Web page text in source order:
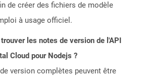
de créer des fichiers de modèle
à usage officiel.
les notes de version de l'API
Cloud pour Nodejs ?
version complètes peuvent être